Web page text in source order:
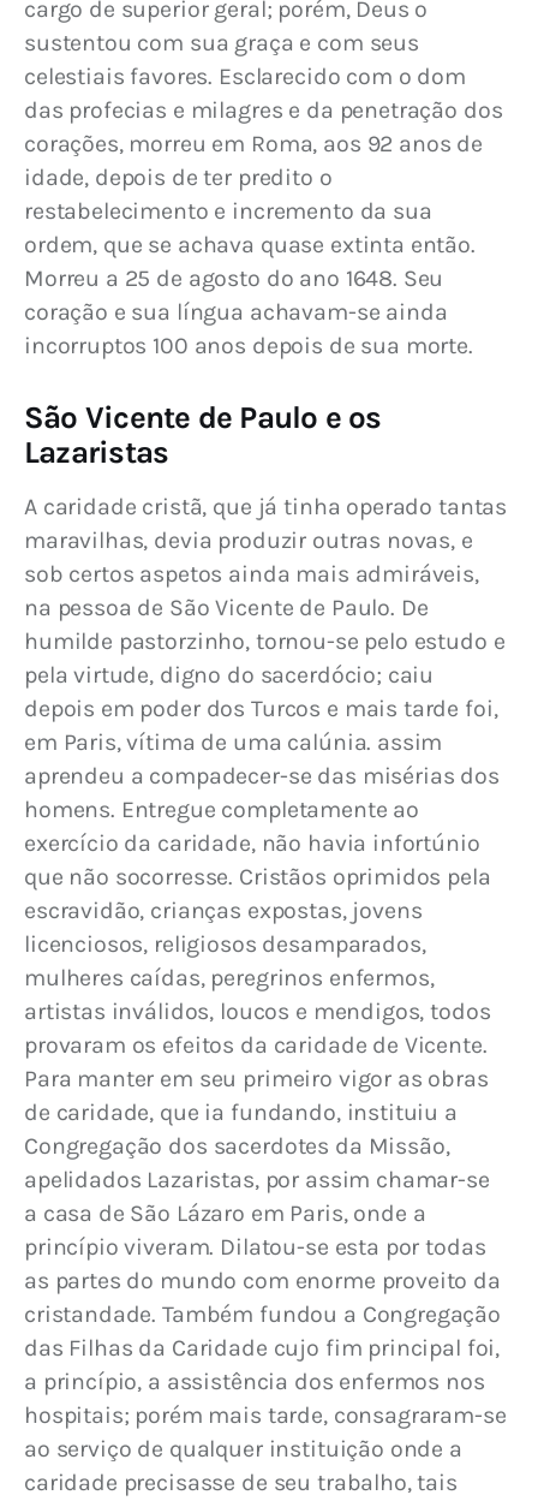
cargo de superior geral; porém, Deus o
sustentou com sua graça e com seus
celestiais favores. Esclarecido com o dom
das profecias e milagres e da penetração dos
corações, morreu em Roma, aos 92 anos de
idade, depois de ter predito o
restabelecimento e incremento da sua
ordem, que se achava quase extinta então.
Morreu a 25 de agosto do ano 1648. Seu
coração e sua língua achavam-se ainda
incorruptos 100 anos depois de sua morte.
São Vicente de Paulo e os
Lazaristas
A caridade cristã, que já tinha operado tantas
maravilhas, devia produzir outras novas, e
sob certos aspetos ainda mais admiráveis,
na pessoa de São Vicente de Paulo. De
humilde pastorzinho, tornou-se pelo estudo e
pela virtude, digno do sacerdócio; caiu
depois em poder dos Turcos e mais tarde foi,
em Paris, vítima de uma calúnia. assim
aprendeu a compadecer-se das misérias dos
homens. Entregue completamente ao
exercício da caridade, não havia infortúnio
que não socorresse. Cristãos oprimidos pela
escravidão, crianças expostas, jovens
licenciosos, religiosos desamparados,
mulheres caídas, peregrinos enfermos,
artistas inválidos, loucos e mendigos, todos
provaram os efeitos da caridade de Vicente.
Para manter em seu primeiro vigor as obras
de caridade, que ia fundando, instituiu a
Congregação dos sacerdotes da Missão,
apelidados Lazaristas, por assim chamar-se
a casa de São Lázaro em Paris, onde a
princípio viveram. Dilatou-se esta por todas
as partes do mundo com enorme proveito da
cristandade. Também fundou a Congregação
das Filhas da Caridade cujo fim principal foi,
a princípio, a assistência dos enfermos nos
hospitais; porém mais tarde, consagraram-se
ao serviço de qualquer instituição onde a
caridade precisasse de seu trabalho, tais